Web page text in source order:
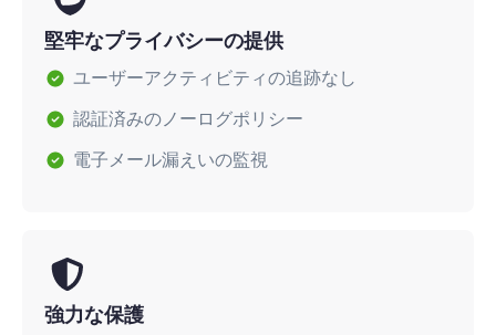
堅牢なプライバシーの提供
ユーザーアクティビティの追跡なし
認証済みのノーログポリシー
電子メール漏えいの監視
強力な保護